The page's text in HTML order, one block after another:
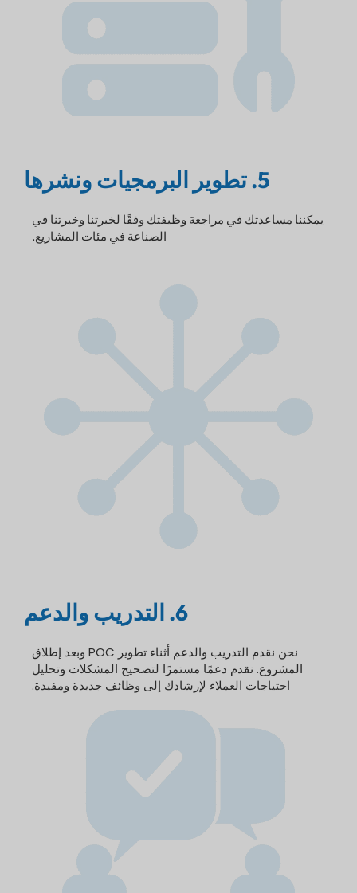
5. تطوير البرمجيات ونشرها
يمكننا مساعدتك في مراجعة وظيفتك وفقًا لخبرتنا وخبرتنا في
الصناعة في مئات المشاريع.
6. التدريب والدعم
نحن نقدم التدريب والدعم أثناء تطوير POC وبعد إطلاق
المشروع. نقدم دعمًا مستمرًا لتصحيح المشكلات وتحليل
احتياجات العملاء لإرشادك إلى وظائف جديدة ومفيدة.